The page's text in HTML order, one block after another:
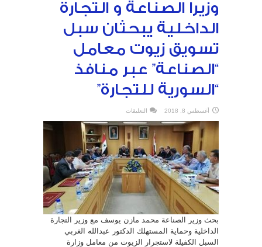
وزيرا الصناعة و التجارة
الداخلية يبحثان سبل
تسويق زيوت معامل
“الصناعة” عبر منافذ
“السورية للتجارة”
أغسطس 8, 2018 التعليقات
الصناعة
و
التجارة
الداخلية
يبحثان
سبل
تسويق
زيوت
معامل
“الصناعة”
منافذ
“السورية
بحث وزير الصناعة محمد مازن يوسف مع وزير التجارة
الداخلية وحماية المستهلك الدكتور عبدالله الغربي
السبل الكفيلة لاستجرار الزيوت من معامل وزارة